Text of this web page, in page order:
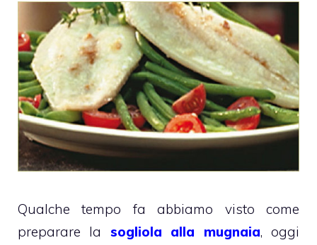
Qualche tempo fa abbiamo visto come
preparare la sogliola alla mugnaia, oggi